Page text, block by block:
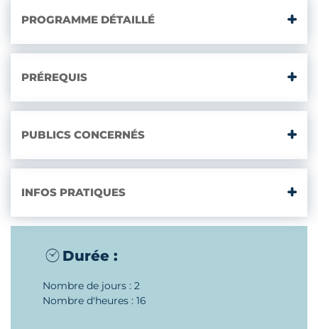
PROGRAMME DÉTAILLÉ
PRÉREQUIS
PUBLICS CONCERNÉS
INFOS PRATIQUES
Durée :
Nombre de jours : 2
Nombre d'heures : 16